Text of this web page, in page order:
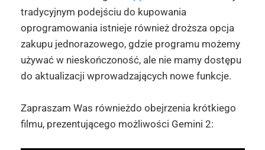
tradycyjnym podejściu do kupowania
oprogramowania istnieje również droższa opcja
zakupu jednorazowego, gdzie programu możemy
używać w nieskończoność, ale nie mamy dostępu
do aktualizacji wprowadzających nowe funkcje.
Zapraszam Was równieżdo obejrzenia krótkiego
filmu, prezentującego możliwości Gemini 2: